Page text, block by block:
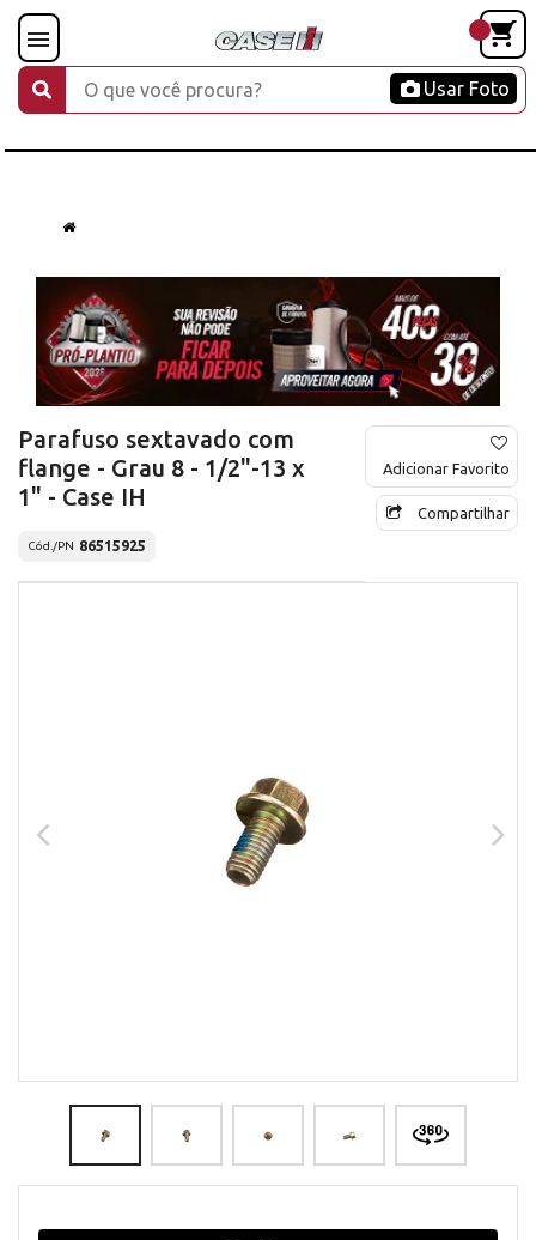
Usar Foto
Parafuso sextavado com
flange - Grau 8 - 1/2"-13 x
1" - Case IH
Cód./PN 86515925
Adicionar Favorito
Compartilhar